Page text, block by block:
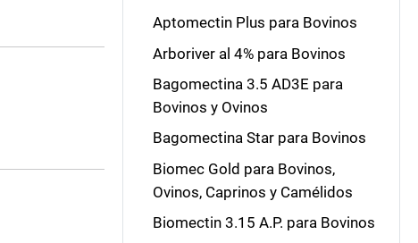
Aptomectin Plus para Bovinos
Arboriver al 4% para Bovinos
Bagomectina 3.5 AD3E para
Bovinos y Ovinos
Bagomectina Star para Bovinos
Biomec Gold para Bovinos,
Ovinos, Caprinos y Camélidos
Biomectin 3.15 A.P. para Bovinos